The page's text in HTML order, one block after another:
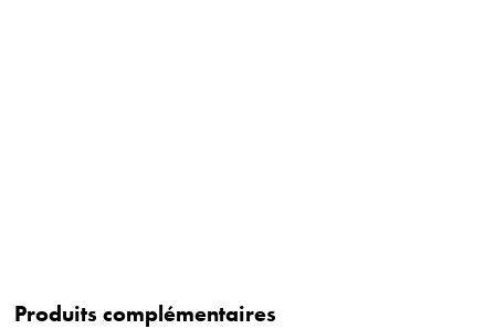
Produits complémentaires